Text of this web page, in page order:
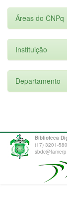
Áreas do CNPq
Instituição
Departamento
Biblioteca
(17) 3201-